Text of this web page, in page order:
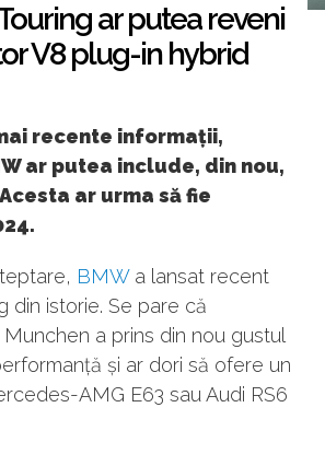
ar putea reveni
V8 plug-in hybrid
recente informații,
ar putea include, din nou,
ar urma să fie
BMWa lansat recent
din istorie. Se pare că
a prins din nou gustul
și ar dori să ofere un
AMG E63 sau Audi RS6